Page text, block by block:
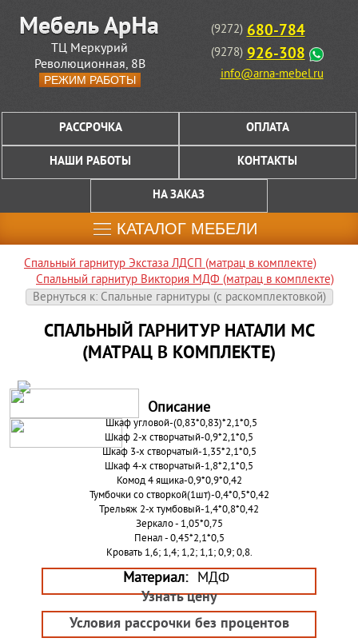
ТЦ Меркурий
Революционная, 8В
РЕЖИМ РАБОТЫ
(9272) 680-784
(9278) 926-308
info@arna-mebel.ru
РАССРОЧКА ОПЛАТА
НАШИ РАБОТЫ КОНТАКТЫ
НА ЗАКАЗ
КАТАЛОГ МЕБЕЛИ
Спальный гарнитур Экстаза ЛДСП (матрац в комплекте)
Спальный гарнитур Виктория МДФ (матрац в комплекте)
Вернуться к: Спальные гарнитуры (c раскомплектовкой)
СПАЛЬНЫЙ ГАРНИТУР НАТАЛИ МС
(МАТРАЦ В КОМПЛЕКТЕ)
Описание
Шкаф угловой-(0,83*0,83)*2,1*0,5
Шкаф 2-х створчатый-0,9*2,1*0,5
Шкаф 3-х створчатый-1,35*2,1*0,5
Шкаф 4-х створчатый-1,8*2,1*0,5
Комод 4 ящика-0,9*0,9*0,42
Тумбочки со створкой(1шт)-0,4*0,5*0,42
Трельяж 2-х тумбовый-1,4*0,8*0,42
Зеркало - 1,05*0,75
Пенал - 0,45*2,1*0,5
Кровать 1,6; 1,4; 1,2; 1,1; 0,9; 0,8.
Материал: МДФ
Узнать цену
Условия рассрочки без процентов